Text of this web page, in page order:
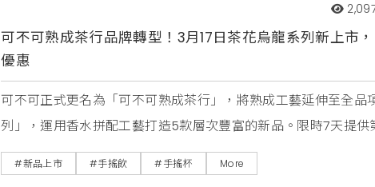
可不可熟成茶行品牌轉型！3月17日茶花烏龍系列新上市
優惠
可不可正式更名為「可不可熟成茶行」，將熟成工藝延伸至全品
列」，運用香水拼配工藝打造5款層次豐富的新品。限時7天提供
的茶飲生活美學。
#新品上市 #手搖飲 #手搖杯 More